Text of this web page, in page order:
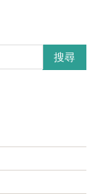
搜尋